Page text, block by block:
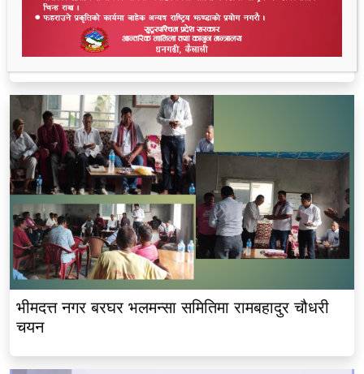
थारू आयोगमा रानाथारूको सहभागिता : संवैधानिक,
ऐतिहासिक र समावेशी दृष्टिकोणबाट विश्लेषण
भीमदत्त नगर बरघर भलमन्सा समितिमा रामबहादुर चौधरी
चयन